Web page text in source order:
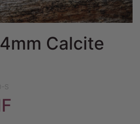
Calcite
S